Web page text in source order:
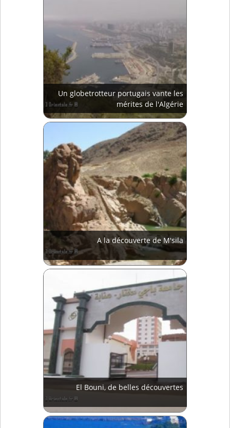
Un globetrotteur portugais vante les
mérites de l'Algérie
A la découverte de M'sila
El Bouni, de belles découvertes